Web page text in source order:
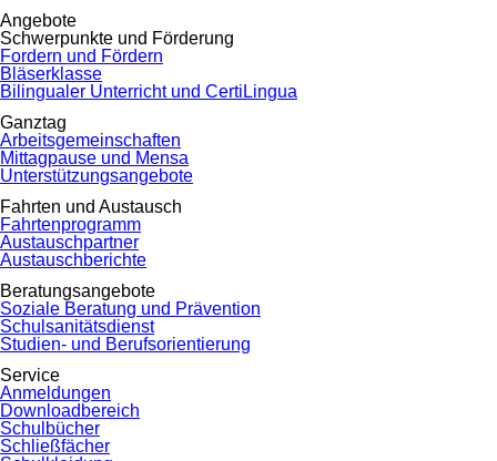
Angebote
Schwerpunkte und Förderung
Fordern und Fördern
Bläserklasse
Bilingualer Unterricht und CertiLingua
Ganztag
Arbeitsgemeinschaften
Mittagpause und Mensa
Unterstützungsangebote
Fahrten und Austausch
Fahrtenprogramm
Austauschpartner
Austauschberichte
Beratungsangebote
Soziale Beratung und Prävention
Schulsanitätsdienst
Studien- und Berufsorientierung
Service
Anmeldungen
Downloadbereich
Schulbücher
Schließfächer